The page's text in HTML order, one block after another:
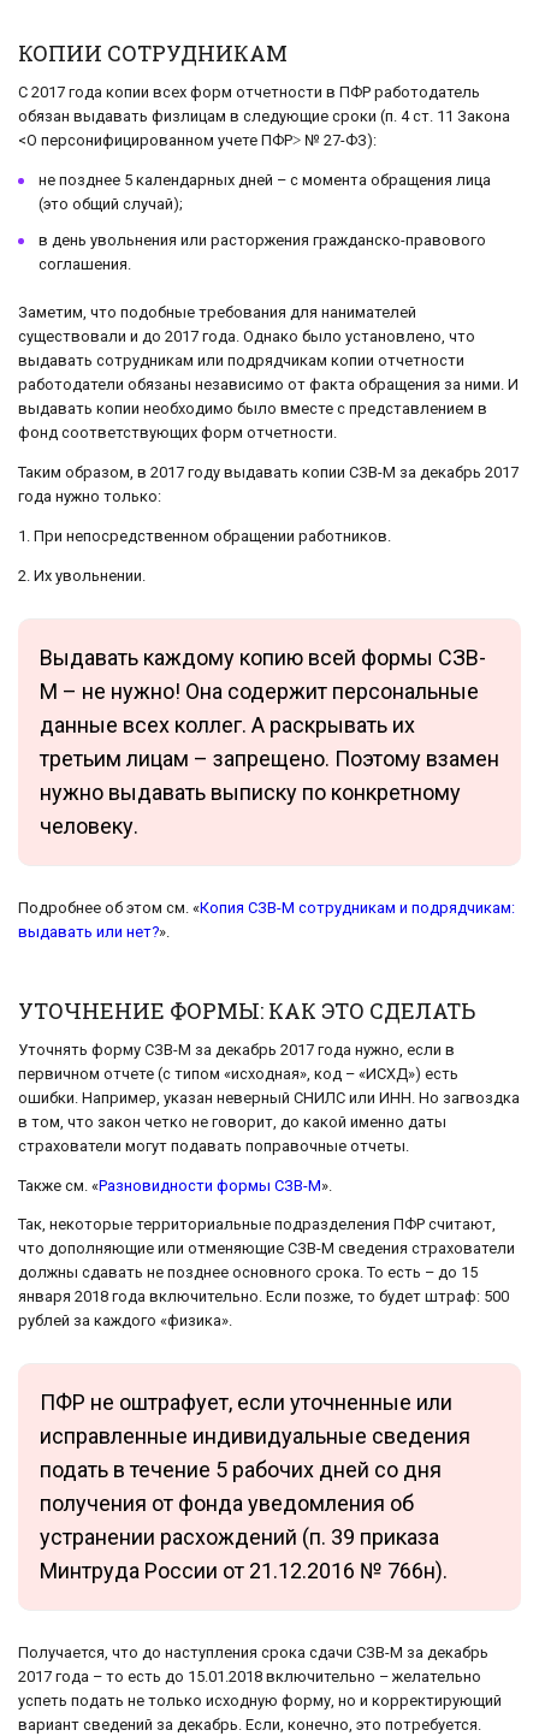
КОПИИ СОТРУДНИКАМ
С 2017 года копии всех форм отчетности в ПФР работодатель
обязан выдавать физлицам в следующие сроки (п. 4 ст. 11 Закона
<О персонифицированном учете ПФР˃ № 27-ФЗ):
не позднее 5 календарных дней – с момента обращения лица
(это общий случай);
в день увольнения или расторжения гражданско-правового
соглашения.
Заметим, что подобные требования для нанимателей
существовали и до 2017 года. Однако было установлено, что
выдавать сотрудникам или подрядчикам копии отчетности
работодатели обязаны независимо от факта обращения за ними. И
выдавать копии необходимо было вместе с представлением в
фонд соответствующих форм отчетности.
Таким образом, в 2017 году выдавать копии СЗВ-М за декабрь 2017
года нужно только:
1. При непосредственном обращении работников.
2. Их увольнении.
Выдавать каждому копию всей формы СЗВ-
М – не нужно! Она содержит персональные
данные всех коллег. А раскрывать их
третьим лицам – запрещено. Поэтому взамен
нужно выдавать выписку по конкретному
человеку.
Подробнее об этом см. «Копия СЗВ-М сотрудникам и подрядчикам:
выдавать или нет?».
УТОЧНЕНИЕ ФОРМЫ: КАК ЭТО СДЕЛАТЬ
Уточнять форму СЗВ-М за декабрь 2017 года нужно, если в
первичном отчете (с типом «исходная», код – «ИСХД») есть
ошибки. Например, указан неверный СНИЛС или ИНН. Но загвоздка
в том, что закон четко не говорит, до какой именно даты
страхователи могут подавать поправочные отчеты.
Также см. «Разновидности формы СЗВ-М».
Так, некоторые территориальные подразделения ПФР считают,
что дополняющие или отменяющие СЗВ-М сведения страхователи
должны сдавать не позднее основного срока. То есть – до 15
января 2018 года включительно. Если позже, то будет штраф: 500
рублей за каждого «физика».
ПФР не оштрафует, если уточненные или
исправленные индивидуальные сведения
подать в течение 5 рабочих дней со дня
получения от фонда уведомления об
устранении расхождений (п. 39 приказа
Минтруда России от 21.12.2016 № 766н).
Получается, что до наступления срока сдачи СЗВ-М за декабрь
2017 года – то есть до 15.01.2018 включительно – желательно
успеть подать не только исходную форму, но и корректирующий
вариант сведений за декабрь. Если, конечно, это потребуется.